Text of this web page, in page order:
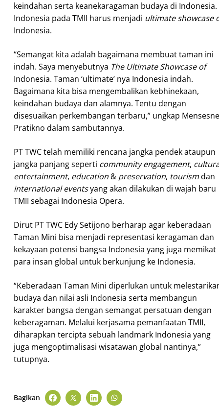
keindahan serta keanekaragaman budaya di Indonesia.
Indonesia pada TMII harus menjadi ultimate showcase
Indonesia.
“Semangat kita adalah bagaimana membuat taman ini
indah. Saya menyebutnya The Ultimate Showcase of
Indonesia. Taman ‘ultimate’ nya Indonesia indah.
Bagaimana kita bisa mengembalikan kebhinekaan,
keindahan budaya dan alamnya. Tentu dengan
disesuaikan perkembangan terbaru,” ungkap
Pratikno dalam sambutannya.
PT TWC telah memiliki rencana jangka pendek ataupun
jangka panjang seperti community engagement,
entertainment, education & preservation, tourismdan
international eventsyang akan dilakukan di wajah baru
TMII sebagai Indonesia Opera.
Dirut PT TWC Edy Setijono berharap agar keberadaan
Taman Mini bisa menjadi representasi keragaman dan
kekayaan potensi bangsa Indonesia yang juga memikat
para insan global untuk berkunjung ke Indonesia.
“Keberadaan Taman Mini diperlukan untuk
budaya dan nilai asli Indonesia serta membangun
karakter bangsa dengan semangat persatuan dengan
keberagaman. Melalui kerjasama pemanfaatan TMII,
diharapkan tercipta sebuah landmark Indonesia yang
juga mengoptimalisasi wisatawan global nantinya,”
tutupnya.
Bagikan